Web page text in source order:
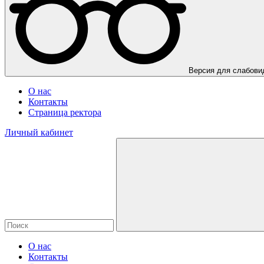
Версия для
О нас
Контакты
Страница ректора
Личный кабинет
О нас
Контакты